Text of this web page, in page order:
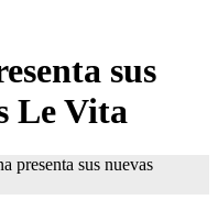
sus
Le Vita
presenta sus nuevas